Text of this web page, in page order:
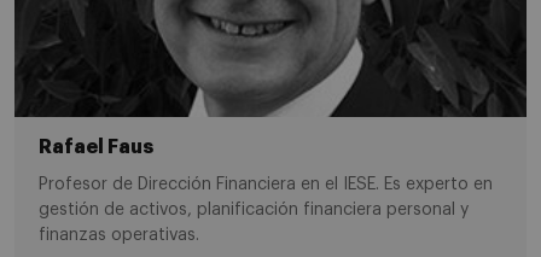
Rafael Faus
Profesor de Dirección Financiera en el IESE. Es experto en
gestión de activos, planificación financiera personal y
finanzas operativas.